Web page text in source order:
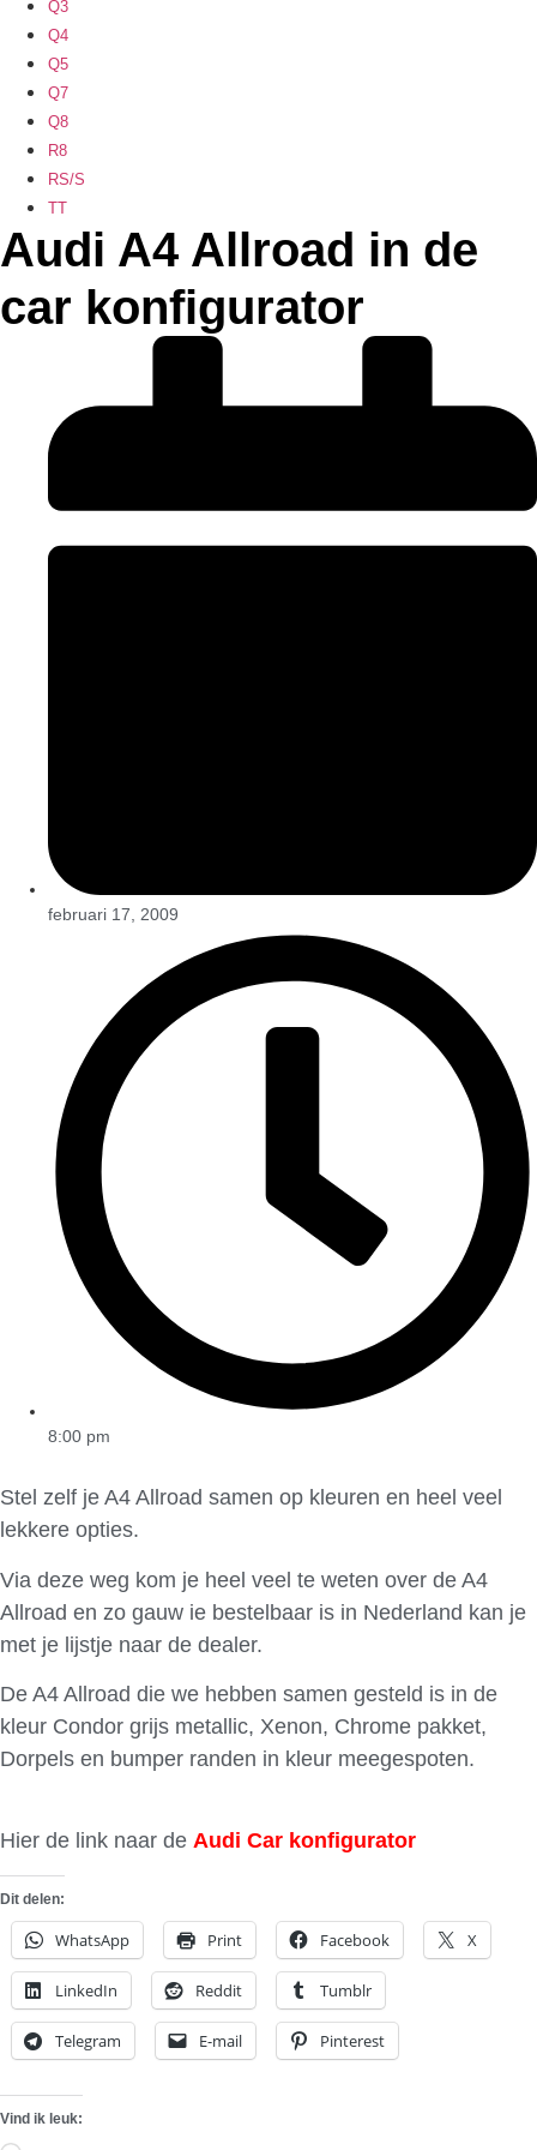
Q3
Q4
Q5
Q7
Q8
R8
RS/S
TT
Audi A4 Allroad in de
car konfigurator
februari 17, 2009
8:00 pm
Stel zelf je A4 Allroad samen op kleuren en heel veel
lekkere opties.
Via deze weg kom je heel veel te weten over de A4
Allroad en zo gauw ie bestelbaar is in Nederland kan je
met je lijstje naar de dealer.
De A4 Allroad die we hebben samen gesteld is in de
kleur Condor grijs metallic, Xenon, Chrome pakket,
Dorpels en bumper randen in kleur meegespoten.
Hier de link naar de Audi Car konfigurator
Dit delen:
WhatsApp Print Facebook X
LinkedIn Reddit Tumblr
Telegram E-mail Pinterest
Vind ik leuk: